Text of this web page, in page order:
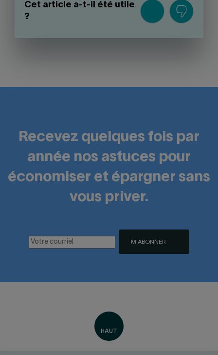
Cet article a-t-il été utile
?
Recevez quelques fois par
année nos astuces pour
économiser et épargner sans
vous priver.
M'ABONNER